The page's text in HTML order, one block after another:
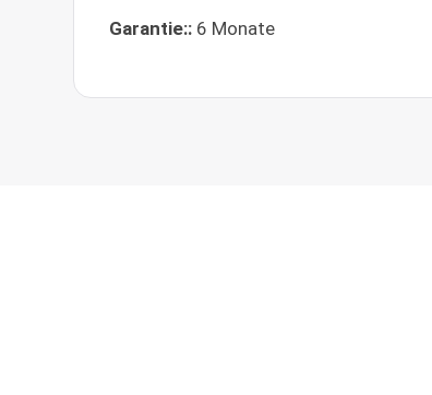
Garantie:: 6 Monate